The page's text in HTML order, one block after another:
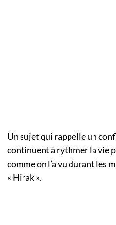
Un sujet qui rappelle un
continuent à rythmer la vie
comme on l’a vu durant les
« Hirak ».